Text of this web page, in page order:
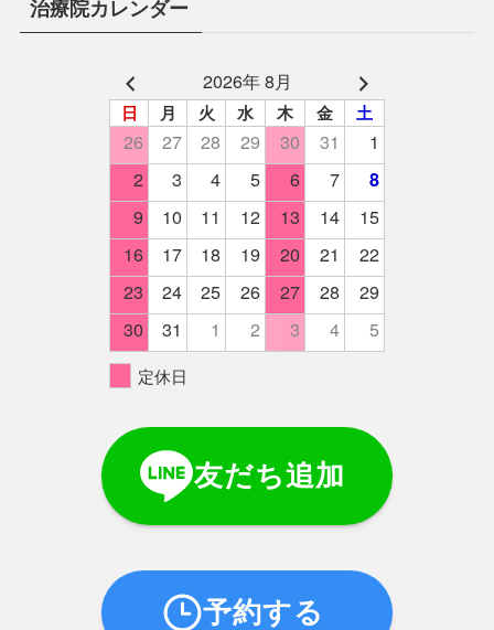
治療院カレンダー
2026年 8月
日 月 火 水 木 金 土
26 27 28 29 30 31
1
2
3 4 5 6 7 8
9 10 11 12 13 14
15
16
17 18 19 20 21
22
23
24 25 26 27 28
29
30
31 1 2 3 4 5
定休日
友だち追加
予約する